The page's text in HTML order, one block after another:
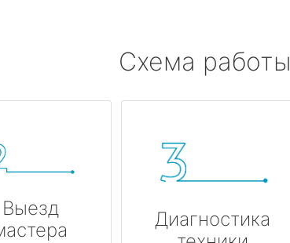
Схема работы
Выезд
Диагностика